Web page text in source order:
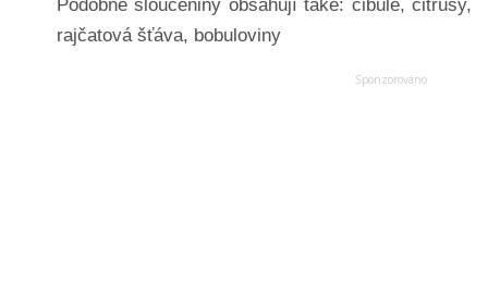
Podobné sloučeniny obsahují také: cibule, citrusy,
rajčatová šťáva, bobuloviny